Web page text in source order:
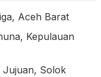
Aceh Barat
Kepulauan
Jujuan, Solok